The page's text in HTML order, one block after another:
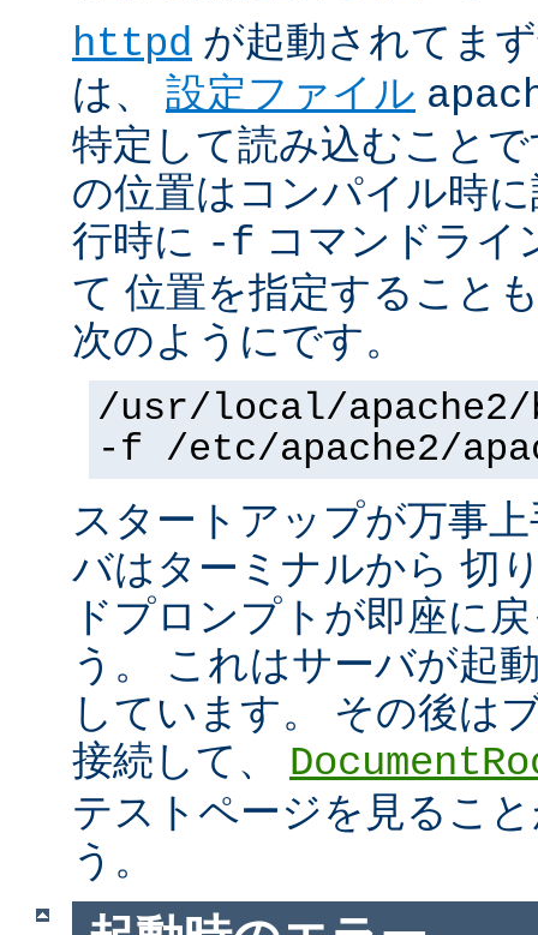
httpd が起動されてま
は、 設定ファイル
特定して読み込むこと
の位置はコンパイル時
行時に -f コマンドライ
て 位置を指定すること
次のようにです。
/usr/local/
-f /etc/apache2/
スタートアップが万事
バはターミナルから 切
ドプロンプトが即座に
う。 これはサーバが起
しています。 その後は
接続して、
テストページを見るこ
う。